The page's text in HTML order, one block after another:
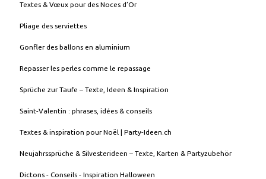
Textes & Vœux pour des Noces d’Or
Pliage des serviettes
Gonfler des ballons en aluminium
Repasser les perles comme le repassage
Sprüche zur Taufe – Texte, Ideen & Inspiration
Saint-Valentin : phrases, idées & conseils
Textes & inspiration pour Noël | Party-Ideen.ch
Neujahrssprüche & Silvesterideen – Texte, Karten & Partyzubehör
Dictons - Conseils - Inspiration Halloween